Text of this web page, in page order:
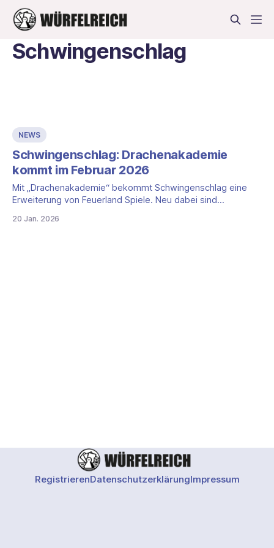
Schwingenschlag
NEWS
Schwingenschlag: Drachenakademie
kommt im Februar 2026
Mit „Drachenakademie“ bekommt Schwingenschlag eine
Erweiterung von Feuerland Spiele. Neu dabei sind
Gilden- und Zielplättchen. Dazu kommen neue Regeln, die
20 Jan. 2026
RegistrierenDatenschutzerklärungImpressum